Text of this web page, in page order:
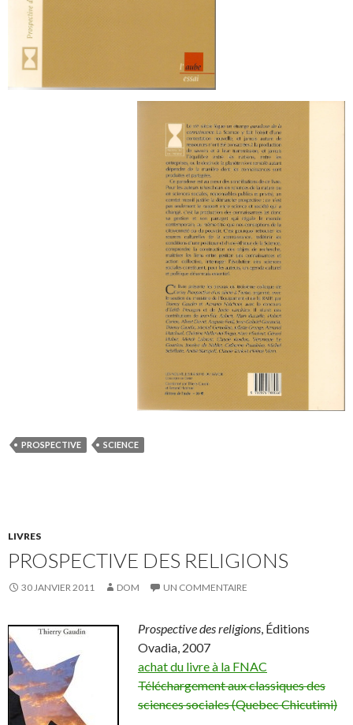
PROSPECTIVE SCIENCE
LIVRES
PROSPECTIVE DES RELIGIONS
30 JANVIER 2011 DOM UN COMMENTAIRE
Prospective des religions , Éditions
Ovadia, 2007
achat du livre à la FNAC
Téléchargement aux classiques des
sciences sociales (Quebec Chicutimi)